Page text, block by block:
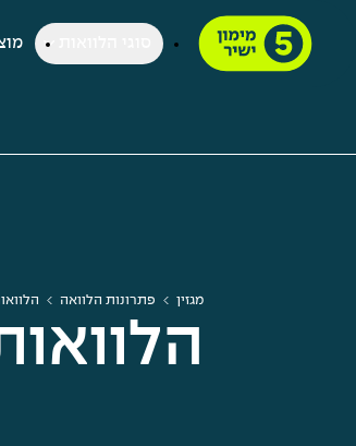
מגזין פתרונות הלוואה